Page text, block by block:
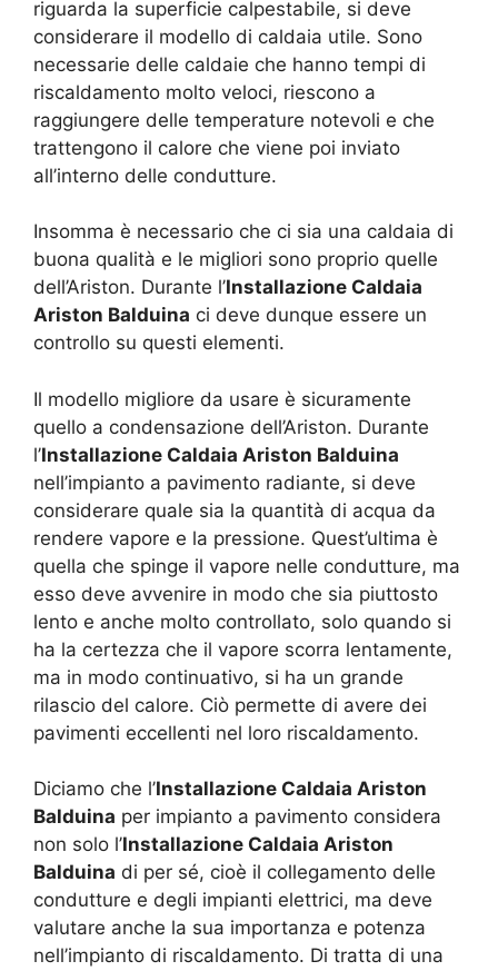
riguarda la superficie calpestabile, si deve
considerare il modello di caldaia utile. Sono
necessarie delle caldaie che hanno tempi di
riscaldamento molto veloci, riescono a
raggiungere delle temperature notevoli e che
trattengono il calore che viene poi inviato
all’interno delle condutture.
Insomma è necessario che ci sia una caldaia di
buona qualità e le migliori sono proprio quelle
dell’Ariston. Durante l’Installazione Caldaia
Ariston Balduina ci deve dunque essere un
controllo su questi elementi.
Il modello migliore da usare è sicuramente
quello a condensazione dell’Ariston. Durante
l’Installazione Caldaia Ariston Balduina
nell’impianto a pavimento radiante, si deve
considerare quale sia la quantità di acqua da
rendere vapore e la pressione. Quest’ultima è
quella che spinge il vapore nelle condutture, ma
esso deve avvenire in modo che sia piuttosto
lento e anche molto controllato, solo quando si
ha la certezza che il vapore scorra lentamente,
ma in modo continuativo, si ha un grande
rilascio del calore. Ciò permette di avere dei
pavimenti eccellenti nel loro riscaldamento.
Diciamo che l’Installazione Caldaia Ariston
Balduina per impianto a pavimento considera
non solo l’Installazione Caldaia Ariston
Balduina di per sé, cioè il collegamento delle
condutture e degli impianti elettrici, ma deve
valutare anche la sua importanza e potenza
nell’impianto di riscaldamento. Di tratta di una